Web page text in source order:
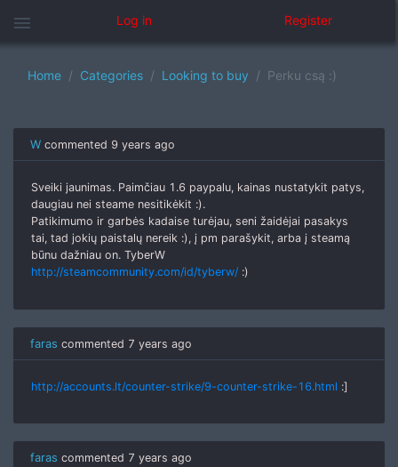
menu Log in Register
Home Categories Looking to buy Perku csą :)
W commented 9 years ago
Sveiki jaunimas. Paimčiau 1.6 paypalu, kainas nustatykit patys,
daugiau nei steame nesitikėkit :).
Patikimumo ir garbės kadaise turėjau, seni žaidėjai pasakys
tai, tad jokių paistalų nereik :), į pm parašykit, arba į steamą
būnu dažniau on. TyberW
http://steamcommunity.com/id/tyberw/ :)
faras commented 7 years ago
http://accounts.lt/counter-strike/9-counter-strike-16.html :]
faras commented 7 years ago